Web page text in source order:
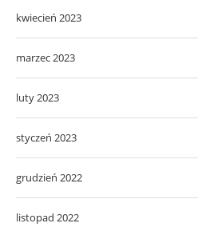
kwiecień 2023
marzec 2023
luty 2023
styczeń 2023
grudzień 2022
listopad 2022